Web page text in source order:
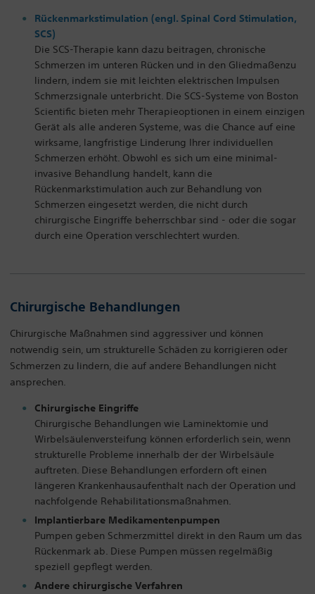
Rückenmarkstimulation (engl. Spinal Cord Stimulation,
SCS)
Die SCS-Therapie kann dazu beitragen, chronische
Schmerzen im unteren Rücken und in den Gliedmaßenzu
lindern, indem sie mit leichten elektrischen Impulsen
Schmerzsignale unterbricht. Die SCS-Systeme von Boston
Scientific bieten mehr Therapieoptionen in einem einzigen
Gerät als alle anderen Systeme, was die Chance auf eine
wirksame, langfristige Linderung Ihrer individuellen
Schmerzen erhöht. Obwohl es sich um eine minimal-
invasive Behandlung handelt, kann die
Rückenmarkstimulation auch zur Behandlung von
Schmerzen eingesetzt werden, die nicht durch
chirurgische Eingriffe beherrschbar sind - oder die sogar
durch eine Operation verschlechtert wurden.
Chirurgische Behandlungen
Chirurgische Maßnahmen sind aggressiver und können
notwendig sein, um strukturelle Schäden zu korrigieren oder
Schmerzen zu lindern, die auf andere Behandlungen nicht
ansprechen.
Chirurgische Eingriffe
Chirurgische Behandlungen wie Laminektomie und
Wirbelsäulenversteifung können erforderlich sein, wenn
strukturelle Probleme innerhalb der der Wirbelsäule
auftreten. Diese Behandlungen erfordern oft einen
längeren Krankenhausaufenthalt nach der Operation und
nachfolgende Rehabilitationsmaßnahmen.
Implantierbare Medikamentenpumpen
Pumpen geben Schmerzmittel direkt in den Raum um das
Rückenmark ab. Diese Pumpen müssen regelmäßig
speziell gepflegt werden.
Andere chirurgische Verfahren